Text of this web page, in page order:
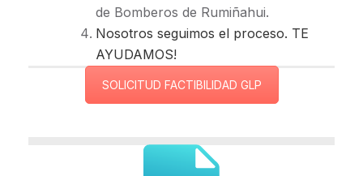
de Bomberos de Rumiñahui.
Nosotros seguimos el proceso. TE
AYUDAMOS!
SOLICITUD FACTIBILIDAD GLP